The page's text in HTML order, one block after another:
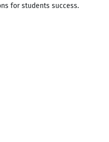
for students success.